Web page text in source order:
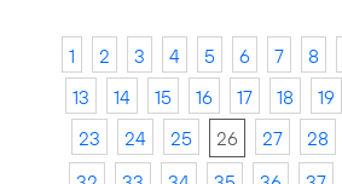
1 2 3 4 5 6 7 8
13
14 15 16 17 18 19
23
24 25 26 27 28